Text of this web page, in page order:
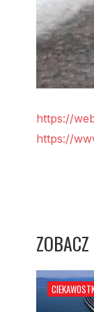
https://
https://